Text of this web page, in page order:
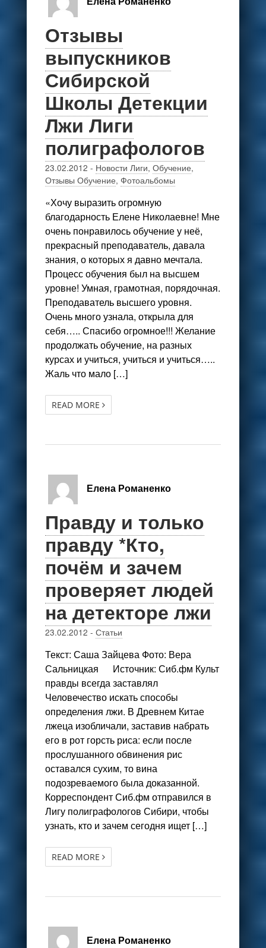
Отзывы
выпускников
Сибирской
Школы Детекции
Лжи Лиги
полиграфологов
23.02.2012 - Новости Лиги, Обучение,
Отзывы Обучение, Фотоальбомы
«Хочу выразить огромную
благодарность Елене Николаевне! Мне
очень понравилось обучение у неё,
прекрасный преподаватель, давала
знания, о которых я давно мечтала.
Процесс обучения был на высшем
уровне! Умная, грамотная, порядочная.
Преподаватель высшего уровня.
Очень много узнала, открыла для
себя….. Спасибо огромное!!! Желание
продолжать обучение, на разных
курсах и учиться, учиться и учиться…..
Жаль что мало […]
READ MORE
Елена Романенко
Правду и только
правду *Кто,
почём и зачем
проверяет людей
на детекторе лжи
23.02.2012 - Статьи
Текст: Саша Зайцева Фото: Вера
Сальницкая Источник: Сиб.фм Культ
правды всегда заставлял
Человечество искать способы
определения лжи. В Древнем Китае
лжеца изобличали, заставив набрать
его в рот горсть риса: если после
прослушанного обвинения рис
оставался сухим, то вина
подозреваемого была доказанной.
Корреспондент Сиб.фм отправился в
Лигу полиграфологов Сибири, чтобы
узнать, кто и зачем сегодня ищет […]
READ MORE
Елена Романенко